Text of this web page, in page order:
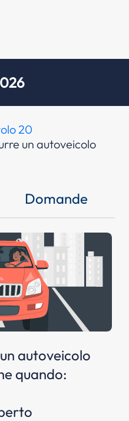
20
un autoveicolo
Domande
autoveicolo
quando: